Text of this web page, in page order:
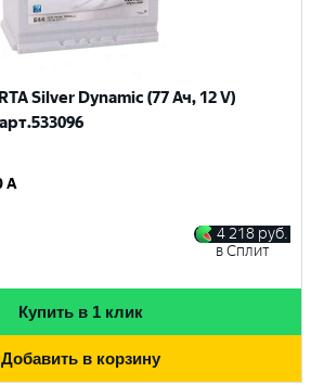
Silver Dynamic (77 Ач, 12 V)
A
4 218 руб.
в Сплит
Купить в 1 клик
Добавить в корзину